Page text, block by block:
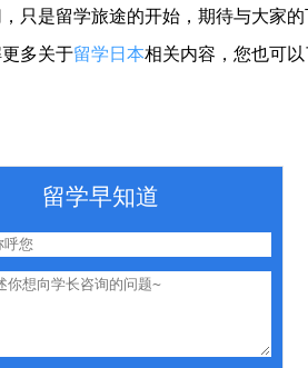
只是留学旅途的开始，期待与大家
多关于留学日本相关内容，您也可
留学早知道